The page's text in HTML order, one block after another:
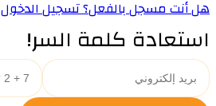
هل أنت مسجل بالفعل؟ تسجيل الدخول
استعادة كلمة السر!